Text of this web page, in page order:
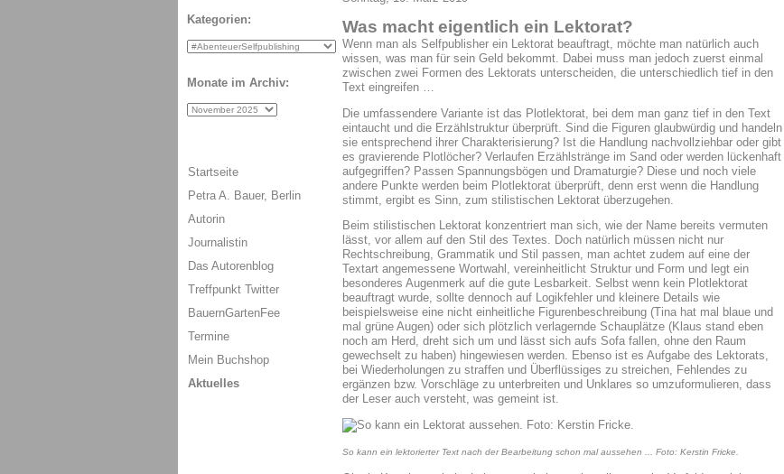
Was macht eigentlich ein Lektorat?
Wenn man als Selfpublisher ein Lektorat beauftragt, möchte man natürlich auch
wissen, was man für sein Geld bekommt. Dabei muss man jedoch zuerst einmal
zwischen zwei Formen des Lektorats unterscheiden, die unterschiedlich tief in den
Text eingreifen …
Die umfassendere Variante ist das Plotlektorat, bei dem man ganz tief in den Text
eintaucht und die Erzählstruktur überprüft. Sind die Figuren glaubwürdig und handeln
sie entsprechend ihrer Charakterisierung? Ist die Handlung nachvollziehbar oder gibt
es gravierende Plotlöcher? Verlaufen Erzählstränge im Sand oder werden lückenhaft
aufgegriffen? Passen Spannungsbögen und Dramaturgie? Diese und noch viele
andere Punkte werden beim Plotlektorat überprüft, denn erst wenn die Handlung
stimmt, ergibt es Sinn, zum stilistischen Lektorat überzugehen.
Beim stilistischen Lektorat konzentriert man sich, wie der Name bereits vermuten
lässt, vor allem auf den Stil des Textes. Doch natürlich müssen nicht nur
Rechtschreibung, Grammatik und Stil passen, man achtet zudem auf eine der
Textart angemessene Wortwahl, vereinheitlicht Struktur und Form und legt ein
besonderes Augenmerk auf die gute Lesbarkeit. Selbst wenn kein Plotlektorat
beauftragt wurde, sollte dennoch auf Logikfehler und kleinere Details wie
beispielsweise eine nicht einheitliche Figurenbeschreibung (Tina hat mal blaue und
mal grüne Augen) oder sich plötzlich verlagernde Schauplätze (Klaus stand eben
noch am Herd, dreht sich um und lässt sich aufs Sofa fallen, ohne den Raum
gewechselt zu haben) hingewiesen werden. Ebenso ist es Aufgabe des Lektorats,
bei Wiederholungen zu straffen und Überflüssiges zu streichen, Fehlendes zu
ergänzen bzw. Vorschläge zu unterbreiten und Unklares so umzuformulieren, dass
der Leser auch versteht, was gemeint ist.
So kann ein lektorierter Text nach der Bearbeitung schon mal aussehen ... Foto: Kerstin Fricke.
Kategorien:
Monate im Archiv:
Startseite
Petra A. Bauer, Berlin
Autorin
Journalistin
Das Autorenblog
Treffpunkt Twitter
BauernGartenFee
Termine
Mein Buchshop
Aktuelles